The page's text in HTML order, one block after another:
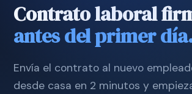
Contrato laboral
antes del primer
Envía el contrato al nuevo
desde casa en 2 minutos y